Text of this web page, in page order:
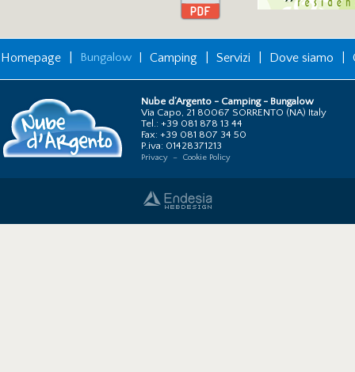
Homepage Bungalow Camping Servizi Dove siamo
Nube d’Argento - Camping - Bungalow
Via Capo, 21 80067 SORRENTO (NA) Italy
Tel.: +39 081 878 13 44
Fax: +39 081 807 34 50
P.iva: 01428371213
Privacy – Cookie Policy